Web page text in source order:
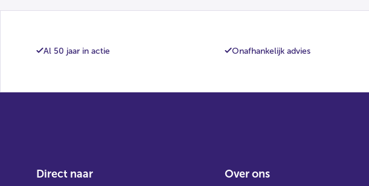
Al 50 jaar in actie Onafhankelijk advies
Direct naar Over ons